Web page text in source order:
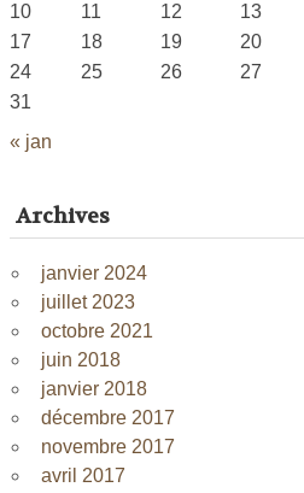
« jan
10
11 12 13
17
18 19 20
24
25 26 27
31
Archives
janvier 2024
juillet 2023
octobre 2021
juin 2018
janvier 2018
décembre 2017
novembre 2017
avril 2017